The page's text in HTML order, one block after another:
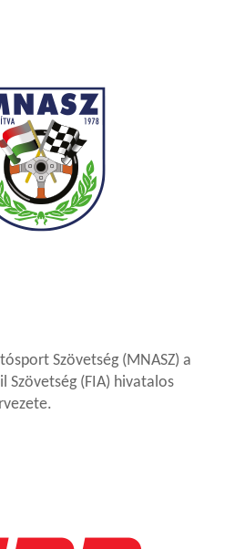
Szövetség (MNASZ) a
Szövetség (FIA) hivatalos